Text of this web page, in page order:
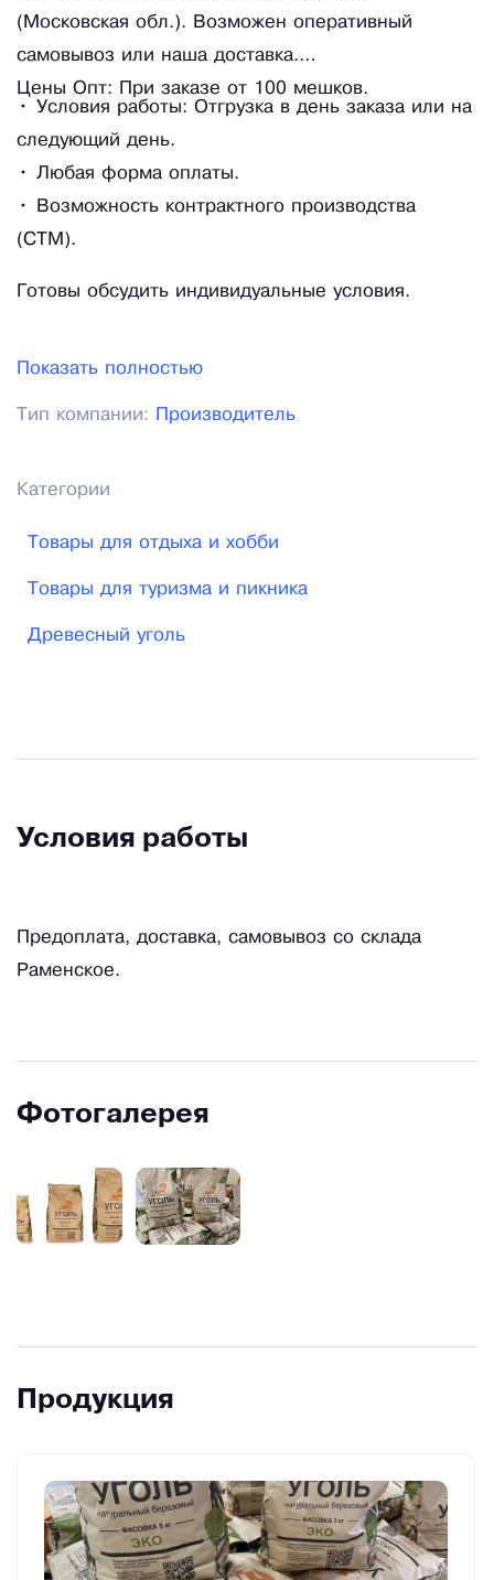
(Московская обл.). Возможен оперативный
самовывоз или наша доставка.
Цены Опт: При заказе от 100 мешков.
• Условия работы: Отгрузка в день заказа или на
следующий день.
• Любая форма оплаты.
• Возможность контрактного производства
(СТМ).
Готовы обсудить индивидуальные условия.
Показать полностью
Тип компании: Производитель
Категории
Товары для отдыха и хобби
Товары для туризма и пикника
Древесный уголь
Условия работы
Предоплата, доставка, самовывоз со склада
Раменское.
Фотогалерея
Продукция